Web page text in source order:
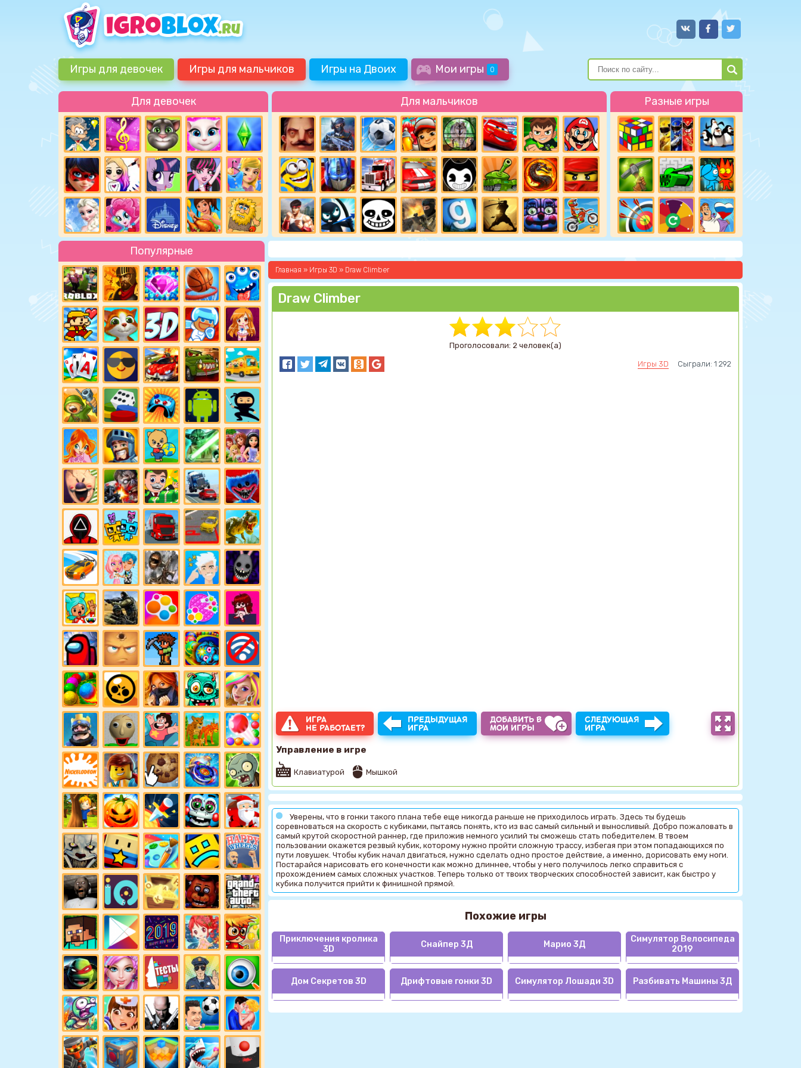
Игры для девочек Игры для мальчиков Игры на Двоих Мои игры 0
Для девочек Для мальчиков Разные игры
Популярные
Главная » Игры 3D » Draw Climber
Draw Climber
Проголосовали: 2 человек(а)
Игры 3D Сыграли: 1 292
ИГРА
НЕ РАБОТАЕТ?
ПРЕДЫДУЩАЯ
ИГРА
ДОБАВИТЬ В
МОИ ИГРЫ
СЛЕДУЮЩАЯ
ИГРА
Управление в игре
Клавиатурой Мышкой
Уверены, что в гонки такого плана тебе еще никогда раньше не приходилось играть. Здесь ты будешь
соревноваться на скорость с кубиками, пытаясь понять, кто из вас самый сильный и выносливый. Добро пожаловать в
самый крутой скоростной раннер, где приложив немного усилий ты сможешь стать победителем. В твоем
пользовании окажется резвый кубик, которому нужно пройти сложную трассу, избегая при этом попадающихся по
пути ловушек. Чтобы кубик начал двигаться, нужно сделать одно простое действие, а именно, дорисовать ему ноги.
Постарайся нарисовать его конечности как можно длиннее, чтобы у него получилось легко справиться с
прохождением самых сложных участков. Теперь только от твоих творческих способностей зависит, как быстро у
кубика получится прийти к финишной прямой.
Похожие игры
Приключения кролика
3D
Снайпер 3Д Марио 3Д
Симулятор Велосипеда
2019
Дом Секретов 3D Дрифтовые гонки 3D Симулятор Лошади 3D Разбивать Машины 3Д